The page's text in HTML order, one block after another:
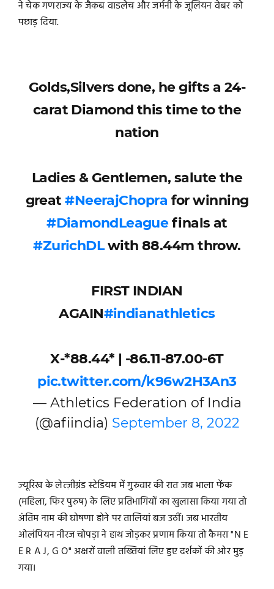
ने चेक गणराज्य के जैकब वाडलेच और जर्मनी के जूलियन वेबर को
पछाड़ दिया.
Golds,Silvers done, he gifts a 24-
carat Diamond this time to the
nation
Ladies & Gentlemen, salute the
great#NeerajChopra for winning
#DiamondLeaguefinals at
#ZurichDLwith 88.44m throw.
FIRST INDIAN
AGAIN#indianathletics
X-*88.44* | -86.11-87.00-6T
pic.twitter.com/k96w2H3An3
— Athletics Federation of India
(@afiindia) September 8, 2022
ज्यूरिख के लेत्ज़ीग्रंड स्टेडियम में गुरुवार की रात जब भाला फेंक
(महिला, फिर पुरुष) के लिए प्रतिभागियों का खुलासा किया गया तो
अंतिम नाम की घोषणा होने पर तालियां बज उठीं। जब भारतीय
ओलंपियन नीरज चोपड़ा ने हाथ जोड़कर प्रणाम किया तो कैमरा "N E
E R A J, G O" अक्षरों वाली तख्तियां लिए हुए दर्शकों की ओर मुड़
गया।